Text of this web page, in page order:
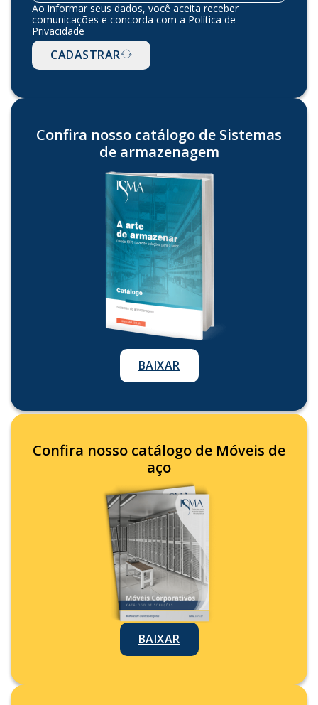
Ao informar seus dados, você aceita receber
comunicações e concorda com a Política de
Privacidade
CADASTRAR
Confira nosso catálogo de Sistemas
de armazenagem
BAIXAR
Confira nosso catálogo de Móveis de
aço
BAIXAR